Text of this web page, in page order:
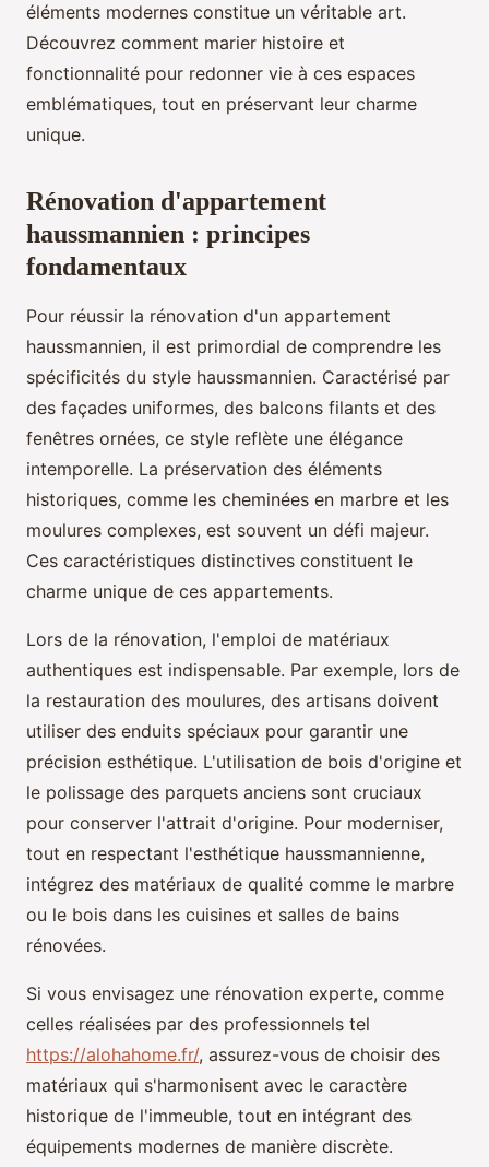
éléments modernes constitue un véritable art.
Découvrez comment marier histoire et
fonctionnalité pour redonner vie à ces espaces
emblématiques, tout en préservant leur charme
unique.
Rénovation d'appartement
haussmannien : principes
fondamentaux
Pour réussir la rénovation d'un appartement
haussmannien, il est primordial de comprendre les
spécificités du style haussmannien. Caractérisé par
des façades uniformes, des balcons filants et des
fenêtres ornées, ce style reflète une élégance
intemporelle. La préservation des éléments
historiques, comme les cheminées en marbre et les
moulures complexes, est souvent un défi majeur.
Ces caractéristiques distinctives constituent le
charme unique de ces appartements.
Lors de la rénovation, l'emploi de matériaux
authentiques est indispensable. Par exemple, lors de
la restauration des moulures, des artisans doivent
utiliser des enduits spéciaux pour garantir une
précision esthétique. L'utilisation de bois d'origine et
le polissage des parquets anciens sont cruciaux
pour conserver l'attrait d'origine. Pour moderniser,
tout en respectant l'esthétique haussmannienne,
intégrez des matériaux de qualité comme le marbre
ou le bois dans les cuisines et salles de bains
rénovées.
Si vous envisagez une rénovation experte, comme
celles réalisées par des professionnels tel
https://alohahome.fr/, assurez-vous de choisir des
matériaux qui s'harmonisent avec le caractère
historique de l'immeuble, tout en intégrant des
équipements modernes de manière discrète.